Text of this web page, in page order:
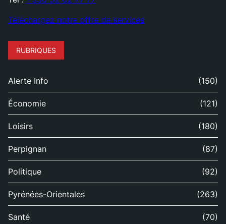
Téléchargez notre offre de services
RUBRIQUES
Alerte Info (150)
Économie (121)
Loisirs (180)
Perpignan (87)
Politique (92)
Pyrénées-Orientales (263)
Santé (70)